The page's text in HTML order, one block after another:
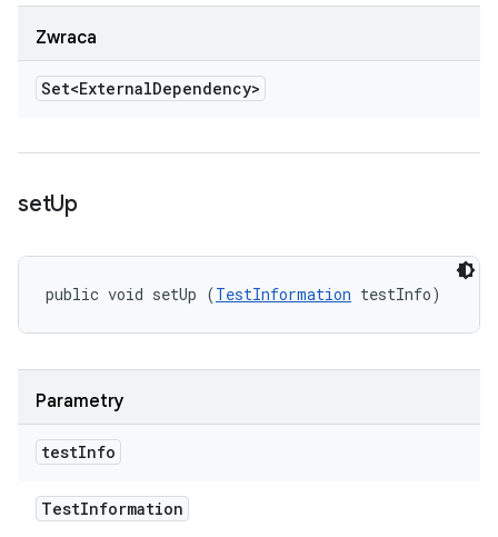
Zwraca
Set<ExternalDependency>
setUp
public void setUp (TestInformation testInfo)
Parametry
testInfo
TestInformation